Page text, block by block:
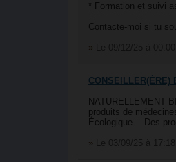
* Formation et suivi
Contacte-moi si tu
»
CONSEILLER(ÈRE)
NATURELLEMENT
produits de
Écologique… Des
»